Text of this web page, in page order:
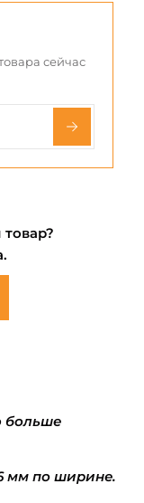
сейчас
больше
мм по ширине.